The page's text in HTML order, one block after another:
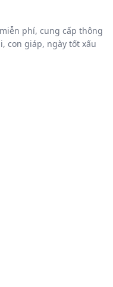
phí, cung cấp thông
con giáp, ngày tốt xấu